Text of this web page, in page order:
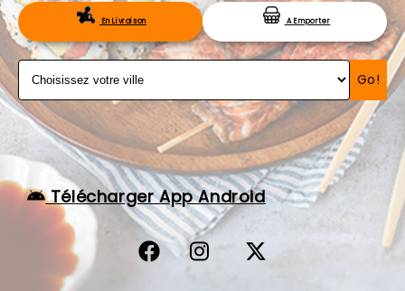
RÉSERVATIONEn Livraison A Emporter
Go!
Télécharger App Android